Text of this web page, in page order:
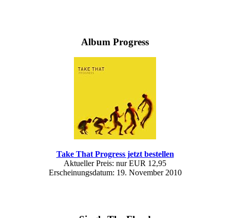
Album Progress
Take That Progress jetzt bestellen
Aktueller Preis: nur EUR 12,95
Erscheinungsdatum: 19. November 2010